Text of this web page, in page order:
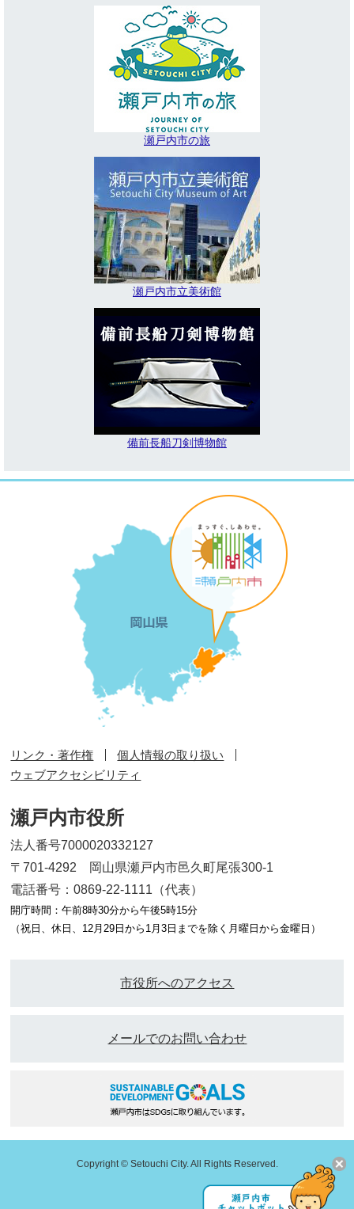
瀬戸内市の旅
瀬戸内市立美術館
備前長船刀剣博物館
リンク・著作権
個人情報の取り扱い
ウェブアクセシビリティ
瀬戸内市役所
法人番号7000020332127
〒701-4292 岡山県瀬戸内市邑久町尾張300-1
電話番号：0869-22-1111（代表）
開庁時間：午前8時30分から午後5時15分
（祝日、休日、12月29日から1月3日までを除く月曜日から金曜日）
市役所へのアクセス
メールでのお問い合わせ
Copyright © Setouchi City. All Rights Reserved.